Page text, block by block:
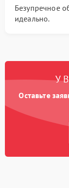
Безупречное
идеально.
У
Оставьте